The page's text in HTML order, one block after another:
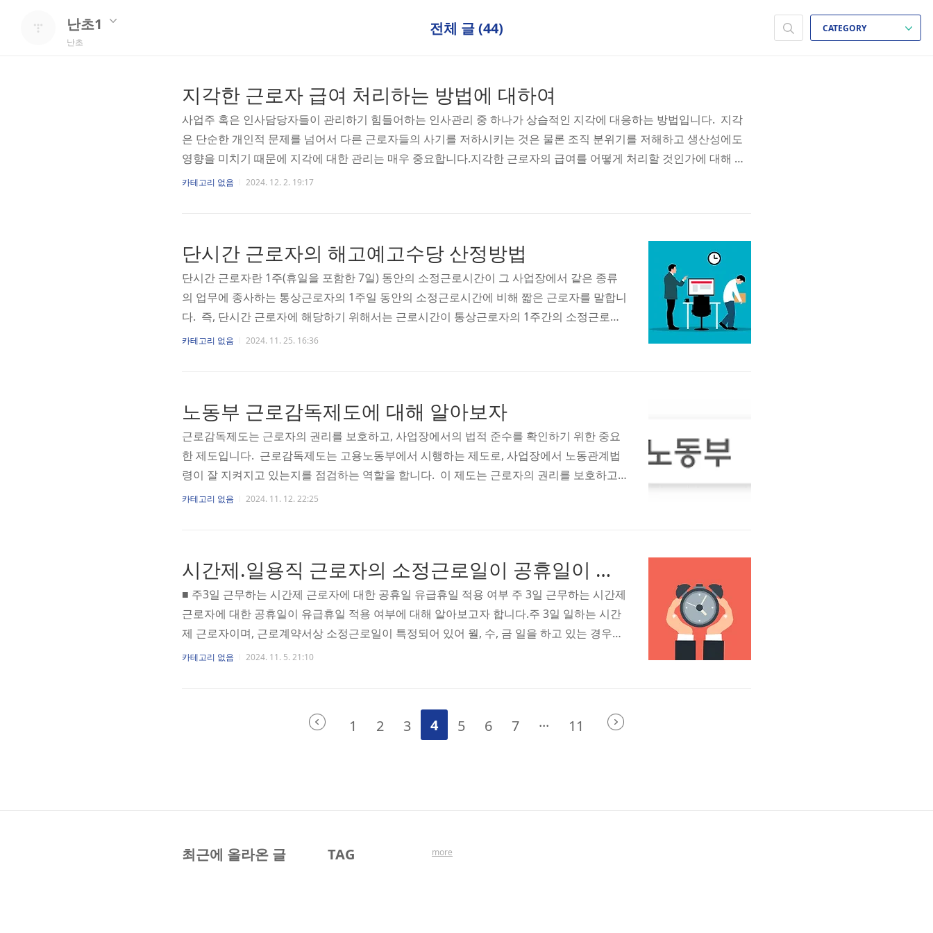
난초1
난초
CATEGORY
전체 글 (44)
지각한 근로자 급여 처리하는 방법에 대하여
사업주 혹은 인사담당자들이 관리하기 힘들어하는 인사관리 중 하나가 상습적인 지각에 대응하는 방법입니다. 지각
은 단순한 개인적 문제를 넘어서 다른 근로자들의 사기를 저하시키는 것은 물론 조직 분위기를 저해하고 생산성에도
영향을 미치기 때문에 지각에 대한 관리는 매우 중요합니다.지각한 근로자의 급여를 어떻게 처리할 것인가에 대해 알
아보도록 하겠습니다. ■ 지각한 시간에 대한 급여 차감이 가능할까요? 근로기준법 제42조에 의거 사업주는 근로자에
카테고리 없음 2024. 12. 2. 19:17
단시간 근로자의 해고예고수당 산정방법
단시간 근로자란 1주(휴일을 포함한 7일) 동안의 소정근로시간이 그 사업장에서 같은 종류
의 업무에 종사하는 통상근로자의 1주일 동안의 소정근로시간에 비해 짧은 근로자를 말합니
다. 즉, 단시간 근로자에 해당하기 위해서는 근로시간이 통상근로자의 1주간의 소정근로시
간에 비하여 짧아야 하며, 통상 근로자와 같은 업무에 종사해야 합니다.단시간 근로자는 같
모든 근로자가 1일 5시간만 근무한다면, 5시간 근무한 근로자는 단시간 근로자라고 할 수 없
습..
카테고리 없음 2024. 11. 25. 16:36
노동부 근로감독제도에 대해 알아보자
근로감독제도는 근로자의 권리를 보호하고, 사업장에서의 법적 준수를 확인하기 위한 중요
한 제도입니다. 근로감독제도는 고용노동부에서 시행하는 제도로, 사업장에서 노동관계법
령이 잘 지켜지고 있는지를 점검하는 역할을 합니다. 이 제도는 근로자의 권리를 보호하고,
공정한 근로 환경을 조성하기 위해 필수적으로 시행되는 제도입니다. 근로감도제도의 개념,
를 교부유무, 임금체불이 있는지, 최저임금을 준수하고 있는가 등등을 점검 2. 근로감독제도
종류 ..
카테고리 없음 2024. 11. 12. 22:25
시간제.일용직 근로자의 소정근로일이 공휴일이 유급휴일일까?
■ 주3일 근무하는 시간제 근로자에 대한 공휴일 유급휴일 적용 여부 주 3일 근무하는 시간제
근로자에 대한 공휴일이 유급휴일 적용 여부에 대해 알아보고자 합니다.주 3일 일하는 시간
제 근로자이며, 근로계약서상 소정근로일이 특정되어 있어 월, 수, 금 일을 하고 있는 경우입
니다. 1. 원칙 공휴일 또는 대체공휴일이 근로가 예정된 소정근로일과 겹치는 경우 유급
일이 적용됩니다. - 근로기준법 제 55조 제2항사용자는 근로자에게 대통령령으로 정하는 휴
일을 유급으로 보장하여야 한다.(2022년 1월 1일부터 상시 5인 이상 사업..
카테고리 없음 2024. 11. 5. 21:10
1 2 3 4 5 6 7 ··· 11
최근에 올라온 글 TAG more